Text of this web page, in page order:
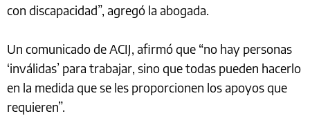
con discapacidad”, agregó la abogada.
Un comunicado de ACIJ, afirmó que “no hay personas
‘inválidas’ para trabajar, sino que todas pueden hacerlo
en la medida que se les proporcionen los apoyos que
requieren”.